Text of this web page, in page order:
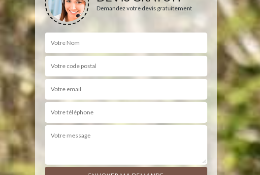
Demandez votre devis gratuitement